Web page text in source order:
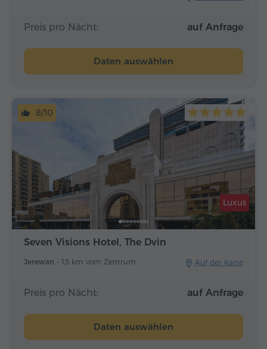
Preis pro Nächt: auf Anfrage
Daten auswählen
Seven Visions Hotel, The Dvin
Jerewan - 1.5 km vom Zentrum Auf der Karte
Luxus
8/10
Preis pro Nächt: auf Anfrage
Daten auswählen